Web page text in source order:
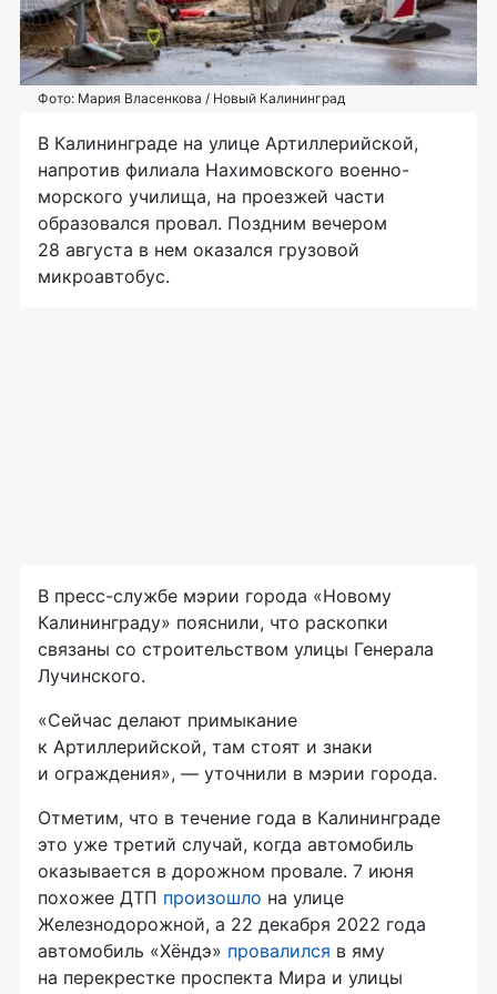
Фото: Мария Власенкова / Новый Калининград
В Калининграде на улице Артиллерийской,
напротив филиала Нахимовского военно-
морского училища, на проезжей части
образовался провал. Поздним вечером
28 августа в нем оказался грузовой
микроавтобус.
В пресс-службе мэрии города «Новому
Калининграду» пояснили, что раскопки
связаны со строительством улицы Генерала
Лучинского.
«Сейчас делают примыкание
к Артиллерийской, там стоят и знаки
и ограждения», — уточнили в мэрии города.
Отметим, что в течение года в Калининграде
это уже третий случай, когда автомобиль
оказывается в дорожном провале. 7 июня
похожее ДТП произошло на улице
Железнодорожной, а 22 декабря 2022 года
автомобиль «Хёндэ» провалился в яму
на перекрестке проспекта Мира и улицы